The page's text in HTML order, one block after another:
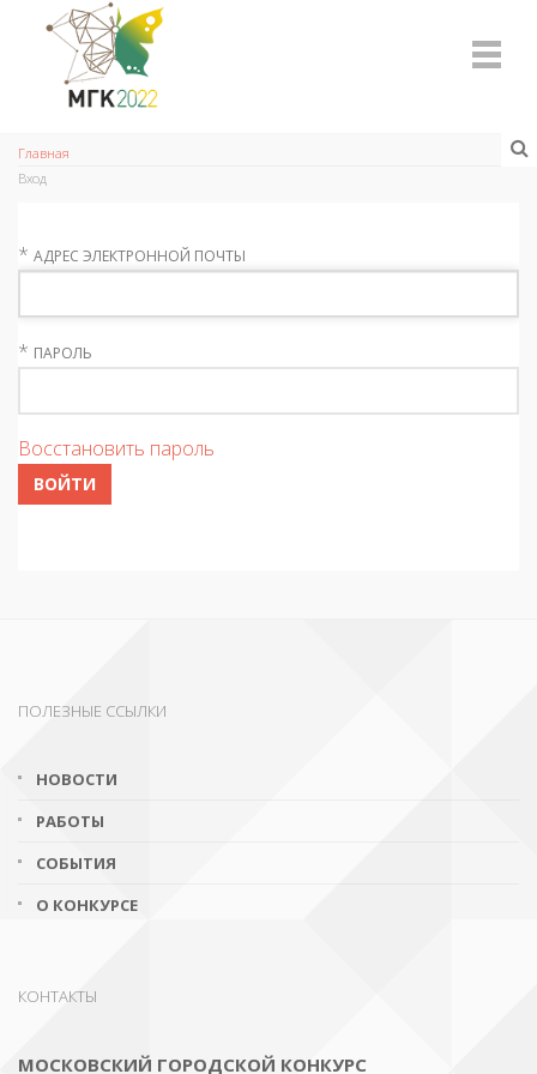
Главная
Вход
* АДРЕС ЭЛЕКТРОННОЙ ПОЧТЫ
* ПАРОЛЬ
Восстановить пароль
ВОЙТИ
ПОЛЕЗНЫЕ ССЫЛКИ
НОВОСТИ
РАБОТЫ
СОБЫТИЯ
О КОНКУРСЕ
КОНТАКТЫ
МОСКОВСКИЙ ГОРОДСКОЙ КОНКУРС